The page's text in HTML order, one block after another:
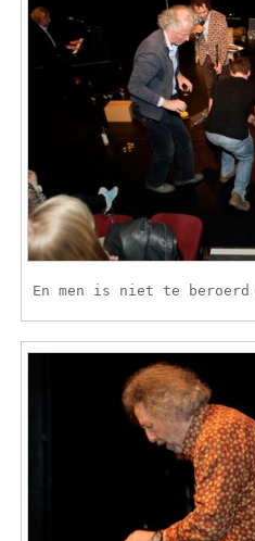
En men is niet te beroerd